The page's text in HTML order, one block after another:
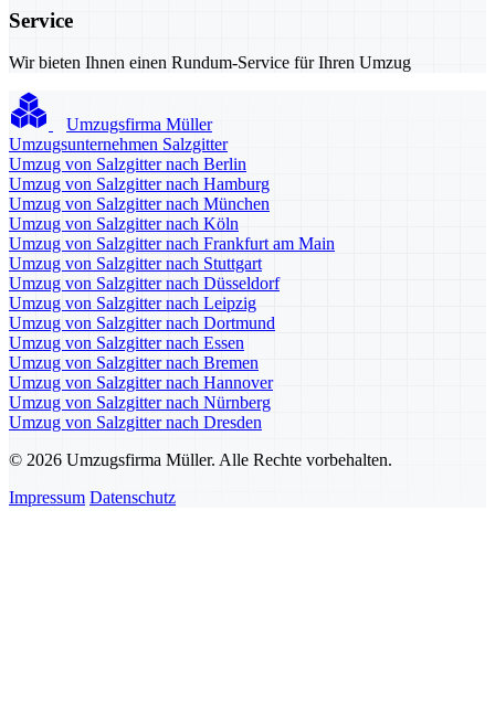
Service
Wir bieten Ihnen einen Rundum-Service für Ihren Umzug
Umzugsfirma Müller
Umzugsunternehmen Salzgitter
Umzug von Salzgitter nach Berlin
Umzug von Salzgitter nach Hamburg
Umzug von Salzgitter nach München
Umzug von Salzgitter nach Köln
Umzug von Salzgitter nach Frankfurt am Main
Umzug von Salzgitter nach Stuttgart
Umzug von Salzgitter nach Düsseldorf
Umzug von Salzgitter nach Leipzig
Umzug von Salzgitter nach Dortmund
Umzug von Salzgitter nach Essen
Umzug von Salzgitter nach Bremen
Umzug von Salzgitter nach Hannover
Umzug von Salzgitter nach Nürnberg
Umzug von Salzgitter nach Dresden
© 2026 Umzugsfirma Müller. Alle Rechte vorbehalten.
Impressum Datenschutz